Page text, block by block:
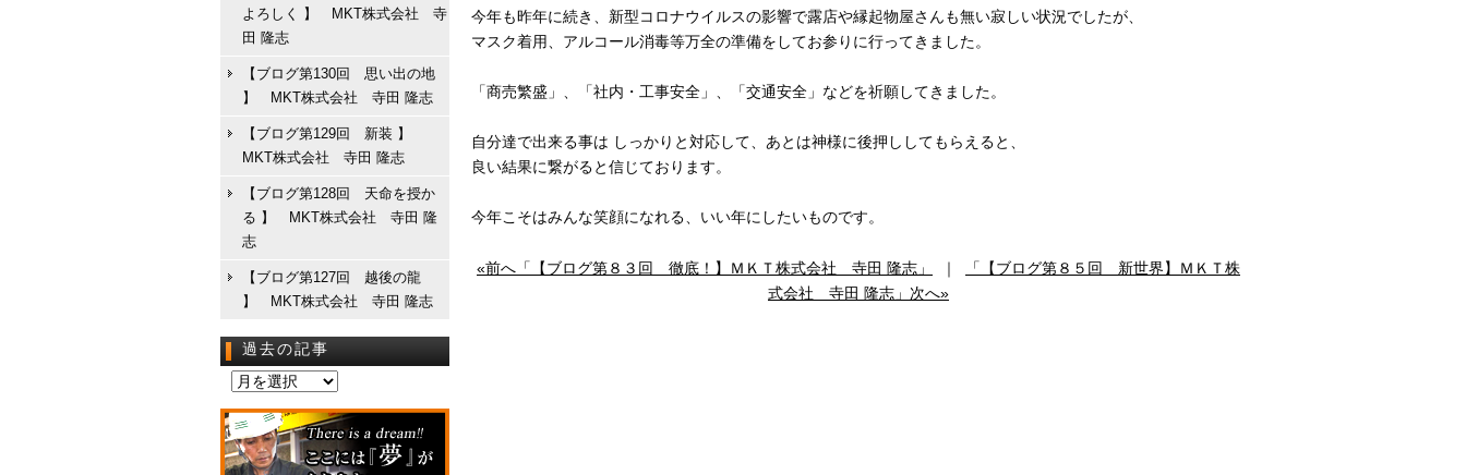
今年も昨年に続き、新型コロナウイルスの影響で露店や縁起物屋さんも無い寂しい状況でしたが、
マスク着用、アルコール消毒等万全の準備をしてお参りに行ってきました。
「商売繁盛」、「社内・工事安全」、「交通安全」などを祈願してきました。
自分達で出来る事は しっかりと対応して、あとは神様に後押ししてもらえると、
良い結果に繋がると信じております。
今年こそはみんな笑顔になれる、いい年にしたいものです。
«前へ「【ブログ第８３回 徹底！】ＭＫＴ株式会社 寺田 隆志」 ｜
「【ブログ第８５回 新世界】ＭＫＴ株
式会社 寺田 隆志」次へ»
よろしく 】 MKT株式会社 寺
田 隆志
【ブログ第130回 思い出の地
】 MKT株式会社 寺田 隆志
【ブログ第129回 新装 】
MKT株式会社 寺田 隆志
【ブログ第128回 天命を授か
る 】 MKT株式会社 寺田 隆
志
【ブログ第127回 越後の龍
】 MKT株式会社 寺田 隆志
過去の記事
の
記